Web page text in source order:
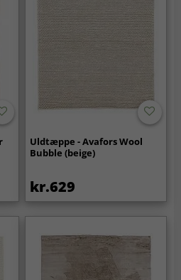
Uldtæppe - Avafors Wool
Bubble (beige)
kr.629